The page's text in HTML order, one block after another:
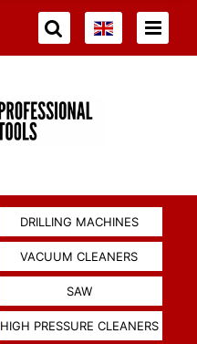
DRILLING MACHINES
VACUUM CLEANERS
SAW
HIGH PRESSURE CLEANERS